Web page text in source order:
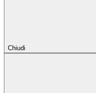
Chiudi